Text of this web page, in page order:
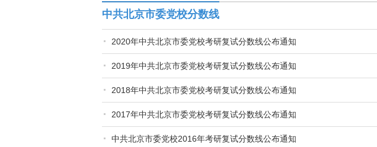
中共北京市委党校分数线
2020年中共北京市委党校考研复试分数线公布通知
2019年中共北京市委党校考研复试分数线公布通知
2018年中共北京市委党校考研复试分数线公布通知
2017年中共北京市委党校考研复试分数线公布通知
中共北京市委党校2016年考研复试分数线公布通知